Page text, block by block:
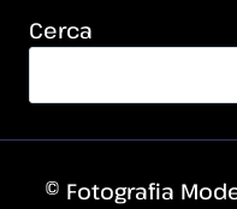
Cerca
© Fotografia